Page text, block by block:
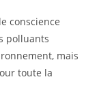
conscience
polluants
mais
toute la